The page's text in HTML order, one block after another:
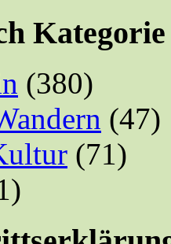
Kategorie
(380)
(47)
(71)